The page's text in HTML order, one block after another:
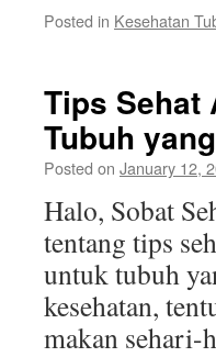
Posted in Kesehatan
Tips Sehat
Tubuh
Posted on January 12,
Halo, Sobat
tentang tips
untuk tubuh
kesehatan,
makan